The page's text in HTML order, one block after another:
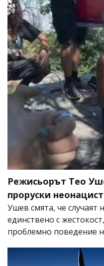
Режисьорът Тео
проруски
Ушев смята, че случаят
единствено с
проблемно поведение